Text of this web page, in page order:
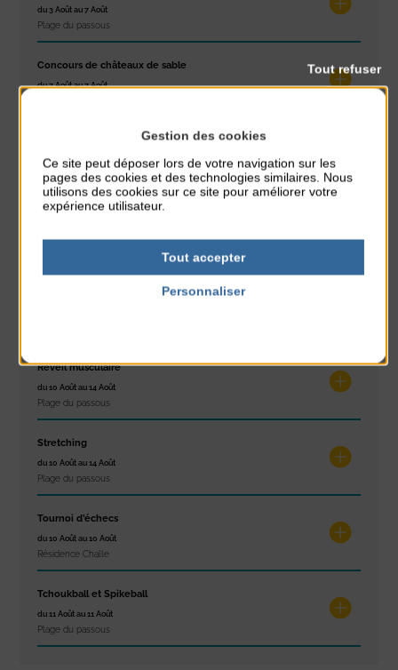
du 3 Août au 7 Août
Plage du passous
Concours de châteaux de sable
du 7 Août au 7 Août
Glisse & Environnement
du 9 Août au 9 Août
Place du Général de Gaulle
Concert
Réveil musculaire
du 10 Août au 14 Août
Plage du passous
Stretching
du 10 Août au 14 Août
Plage du passous
Tournoi d’échecs
du 10 Août au 10 Août
Résidence Challe
Tchoukball et Spikeball
du 11 Août au 11 Août
Plage du passous
Gestion des cookies
Ce site peut déposer lors de votre navigation sur les
pages des cookies et des technologies similaires. Nous
utilisons des cookies sur ce site pour améliorer votre
expérience utilisateur.
Tout accepter
Tout refuser
Personnaliser